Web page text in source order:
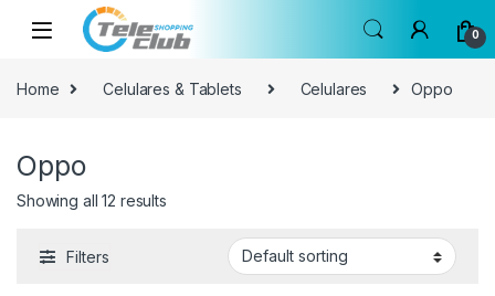
Skip to navigation
Skip to content
0
Home Celulares & Tablets Celulares Oppo
Oppo
Showing all 12 results
Filters